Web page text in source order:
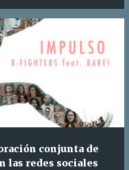
conjunta de
las redes sociales